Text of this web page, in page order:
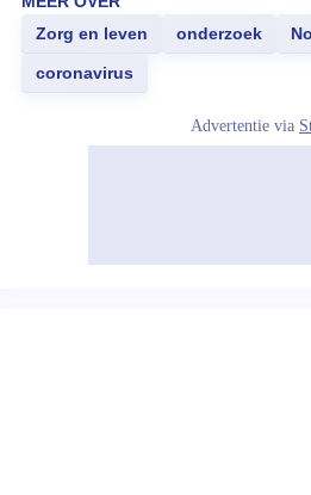
Zorg en leven
onderzoek
coronavirus
Advertentie via